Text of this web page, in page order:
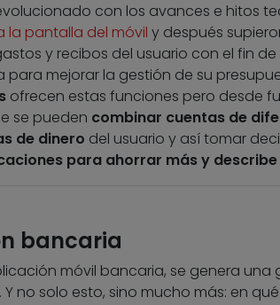
con los avances e hitos
la pantalla del móvil y después
y recibos del usuario con el fin
para mejorar la gestión de su
ofrecen estas funciones pero desde
se pueden combinar cuentas de
de dinero del usuario y así tomar
para ahorrar más y
bancaria
móvil bancaria, se genera
no solo esto, sino mucho más: en